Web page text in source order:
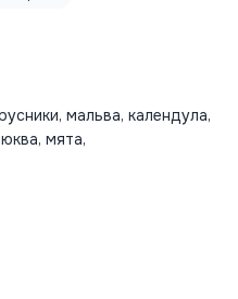
мальва, календула,
мята,